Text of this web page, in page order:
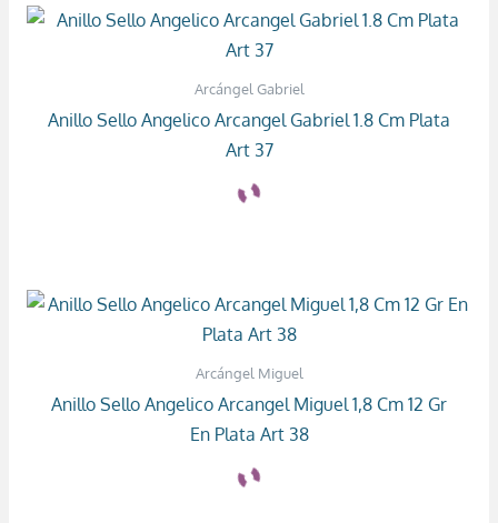
Arcángel Gabriel
Anillo Sello Angelico Arcangel Gabriel 1.8 Cm Plata
Art 37
Arcángel Miguel
Anillo Sello Angelico Arcangel Miguel 1,8 Cm 12 Gr
En Plata Art 38